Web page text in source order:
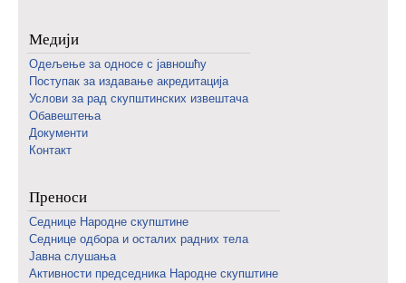
Медији
Одељење за односе с јавношћу
Поступак за издавање акредитација
Услови за рад скупштинских извештача
Обавештења
Документи
Контакт
Преноси
Седнице Народне скупштине
Седнице одбора и осталих радних тела
Јавна слушања
Активности председника Народне скупштине